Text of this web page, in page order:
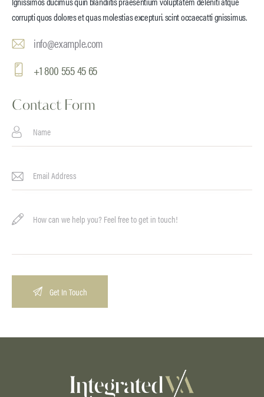
corrupti quos dolores et quas molestias excepturi. scint occaecatti gnissimus.
E-
mai
l:
info@example.com
ne:
+1 800 555 45 65
Contact Form